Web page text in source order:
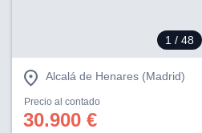
medición
contenido,
1 / 48
Alcalá de Henares (Madrid)
Precio al contado
30.900 €